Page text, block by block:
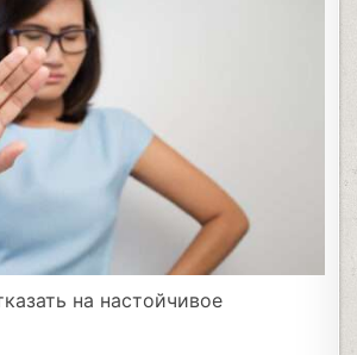
на настойчивое